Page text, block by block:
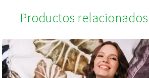
Productos relacionados